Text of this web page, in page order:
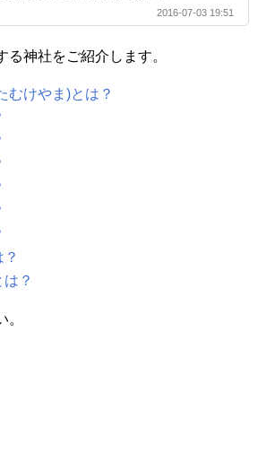
2016-07-03 19:51
る神社をご紹介します。
むけやま)とは？
？